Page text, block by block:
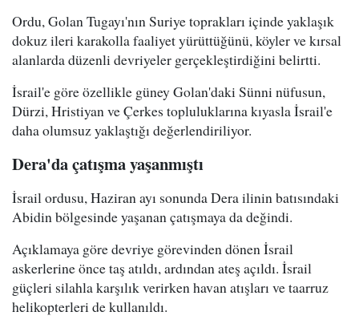
Ordu, Golan Tugayı'nın Suriye toprakları içinde yaklaşık
dokuz ileri karakolla faaliyet yürüttüğünü, köyler ve kırsal
alanlarda düzenli devriyeler gerçekleştirdiğini belirtti.
İsrail'e göre özellikle güney Golan'daki Sünni nüfusun,
Dürzi, Hristiyan ve Çerkes topluluklarına kıyasla İsrail'e
daha olumsuz yaklaştığı değerlendiriliyor.
Dera'da çatışma yaşanmıştı
İsrail ordusu, Haziran ayı sonunda Dera ilinin batısındaki
Abidin bölgesinde yaşanan çatışmaya da değindi.
Açıklamaya göre devriye görevinden dönen İsrail
askerlerine önce taş atıldı, ardından ateş açıldı. İsrail
güçleri silahla karşılık verirken havan atışları ve taarruz
helikopterleri de kullanıldı.